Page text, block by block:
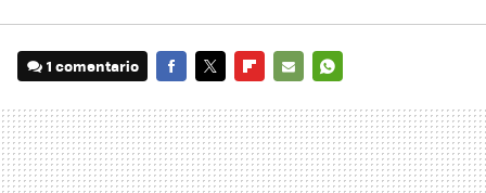
1 comentario
MAIL